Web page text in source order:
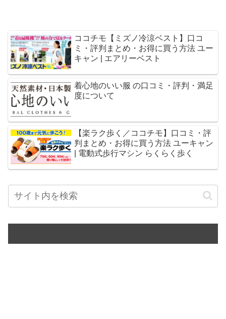
ココチモ【ミズノ冷涼ベスト】口コ
ミ・評判まとめ・お得に買う方法 ユー
キャン | エアリーベスト
着心地のいい服 の口コミ・評判・満足
度について
【楽ラク歩く／ココチモ】口コミ・評
判まとめ・お得に買う方法 ユーキャン
| 電動式歩行マシン らくらく歩く